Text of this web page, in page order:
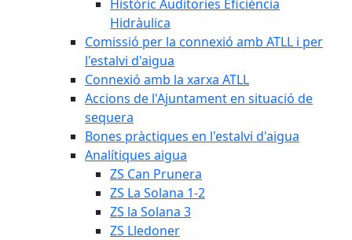
Històric Auditories Eficiència
Hidràulica
Comissió per la connexió amb ATLL i per
l'estalvi d'aigua
Connexió amb la xarxa ATLL
Accions de l'Ajuntament en situació de
sequera
Bones pràctiques en l'estalvi d'aigua
Analítiques aigua
ZS Can Prunera
ZS La Solana 1-2
ZS la Solana 3
ZS Lledoner